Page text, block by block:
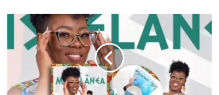
Beth
Mambo
Miscelânea
2025)